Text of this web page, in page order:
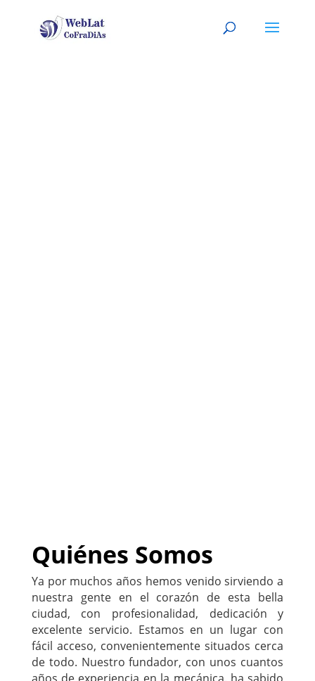
Quiénes Somos
Ya por muchos años hemos venido sirviendo a
nuestra gente en el corazón de esta bella
ciudad, con profesionalidad, dedicación y
excelente servicio. Estamos en un lugar con
fácil acceso, convenientemente situados cerca
de todo. Nuestro fundador, con unos cuantos